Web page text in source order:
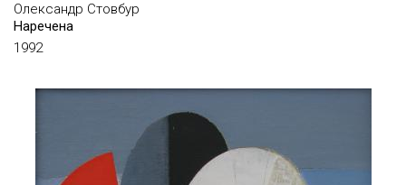
ГУСЄВ ІГОР
ДЕЛОНЕ СОНЯ
ДІМОВ ОЛЕГ
Олександр Стовбур
Наречена
1992